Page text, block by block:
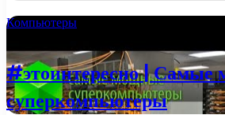
Компьютеры
#этоинтересно |
суперкомпьютеры